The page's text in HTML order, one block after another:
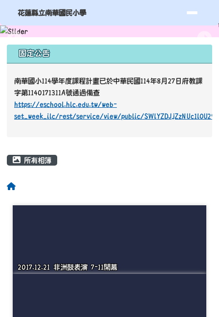
南華國小114學年度課程計畫已於中華民國114年8月27日府教課
字第1140171311A號通過備查
set_week_ilc/rest/service/view/public/
頁尾區域